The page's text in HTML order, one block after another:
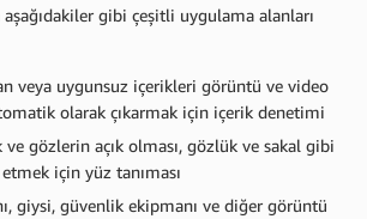
gibi çeşitli uygulama alanları
veya uygunsuz içerikleri görüntü ve video
olarak çıkarmak için içerik denetimi
ve gözlerin açık olması, gözlük ve sakal gibi
için yüz tanıması
giysi, güvenlik ekipmanı ve diğer görüntü